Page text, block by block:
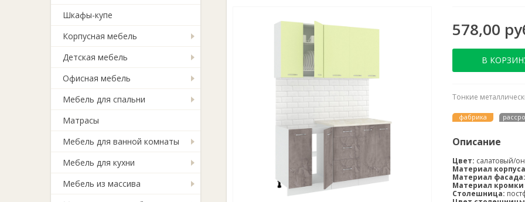
Шкафы-купе
Корпусная мебель
Детская мебель
Офисная мебель
Мебель для спальни
Матрасы
Мебель для ванной комнаты
Мебель для кухни
Мебель из массива
578,00
В
Тонкие
фабрика
Описание
Цвет: салатовый/
Материал
Материал фасада:
Материал кромки
Cтолешница: